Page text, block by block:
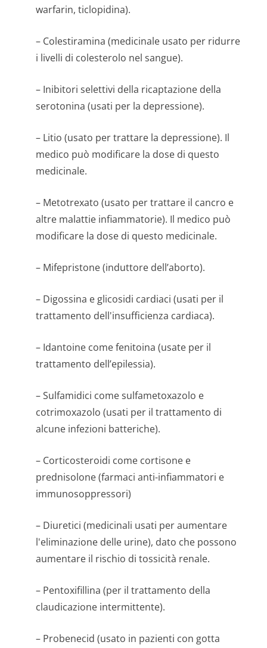
warfarin, ticlopidina).
– Colestiramina (medicinale usato per ridurre
i livelli di colesterolo nel sangue).
– Inibitori selettivi della ricaptazione della
serotonina (usati per la depressione).
– Litio (usato per trattare la depressione). Il
medico può modificare la dose di questo
medicinale.
– Metotrexato (usato per trattare il cancro e
altre malattie infiammatorie). Il medico può
modificare la dose di questo medicinale.
– Mifepristone (induttore dell’aborto).
– Digossina e glicosidi cardiaci (usati per il
trattamento dell'insufficienza cardiaca).
– Idantoine come fenitoina (usate per il
trattamento dell’epilessia).
– Sulfamidici come sulfametoxazolo e
cotrimoxazolo (usati per il trattamento di
alcune infezioni batteriche).
– Corticosteroidi come cortisone e
prednisolone (farmaci anti-infiammatori e
immunosoppressori)
– Diuretici (medicinali usati per aumentare
l'eliminazione delle urine), dato che possono
aumentare il rischio di tossicità renale.
– Pentoxifillina (per il trattamento della
claudicazione intermittente).
– Probenecid (usato in pazienti con gotta